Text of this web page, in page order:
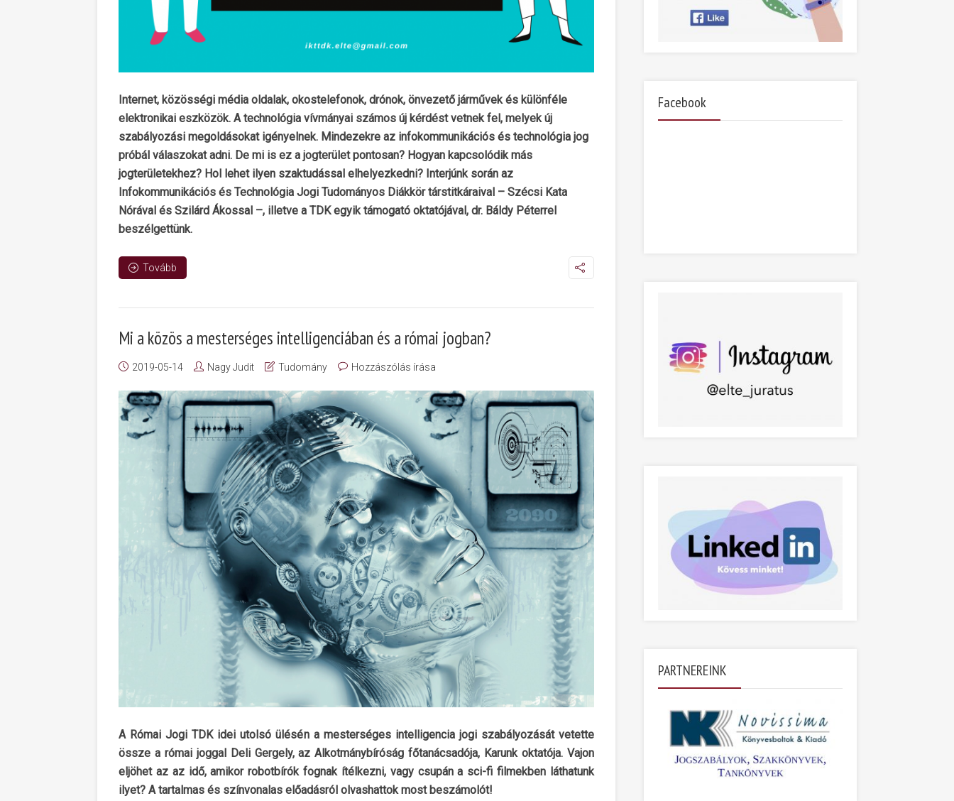
Internet, közösségi média oldalak, okostelefonok, drónok, önvezető járművek és különféle
elektronikai eszközök. A technológia vívmányai számos új kérdést vetnek fel, melyek új
szabályozási megoldásokat igényelnek. Mindezekre az infokommunikációs és technológia jog
próbál válaszokat adni. De mi is ez a jogterület pontosan? Hogyan kapcsolódik más
jogterületekhez? Hol lehet ilyen szaktudással elhelyezkedni? Interjúnk során az
Infokommunikációs és Technológia Jogi Tudományos Diákkör társtitkáraival – Szécsi Kata
Nórával és Szilárd Ákossal –, illetve a TDK egyik támogató oktatójával, dr. Báldy Péterrel
beszélgettünk.
Tovább
Mi a közös a mesterséges intelligenciában és a római jogban?
2019-05-14 Nagy Judit Tudomány Hozzászólás írása
A Római Jogi TDK idei utolsó ülésén a mesterséges intelligencia jogi szabályozását vetette
össze a római joggal Deli Gergely, az Alkotmánybíróság főtanácsadója, Karunk oktatója. Vajon
eljöhet az az idő, amikor robotbírók fognak ítélkezni, vagy csupán a sci-fi filmekben láthatunk
ilyet? A tartalmas és színvonalas előadásról olvashattok most beszámolót!
Facebook
PARTNEREINK